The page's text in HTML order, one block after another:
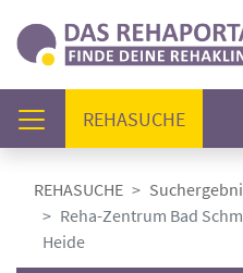
REHASUCHE
REHASUCHE
Reha-Zentrum Bad
Heide